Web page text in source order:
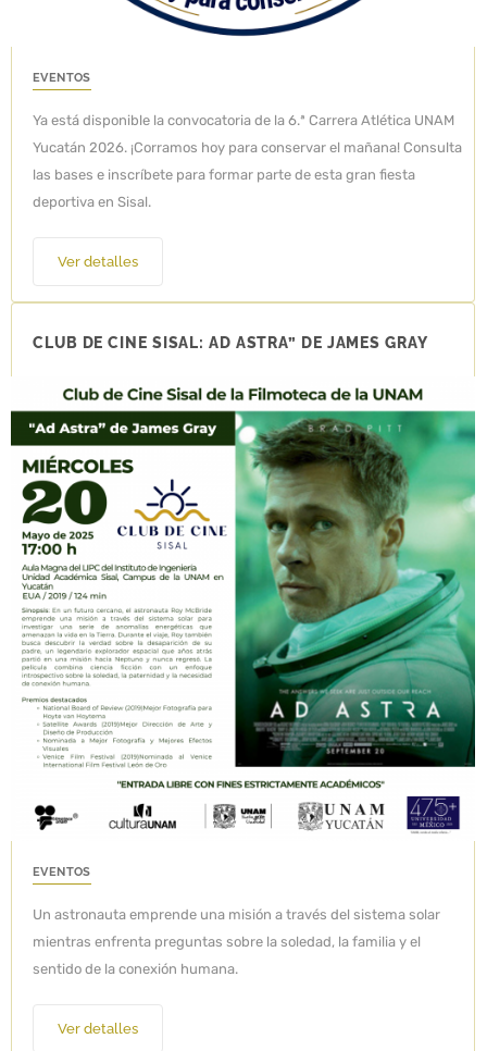
EVENTOS
Ya está disponible la convocatoria de la 6.ª Carrera Atlética UNAM
Yucatán 2026. ¡Corramos hoy para conservar el mañana! Consulta
las bases e inscríbete para formar parte de esta gran fiesta
deportiva en Sisal.
Ver detalles
CLUB DE CINE SISAL: AD ASTRA” DE JAMES GRAY
EVENTOS
Un astronauta emprende una misión a través del sistema solar
mientras enfrenta preguntas sobre la soledad, la familia y el
sentido de la conexión humana.
Ver detalles